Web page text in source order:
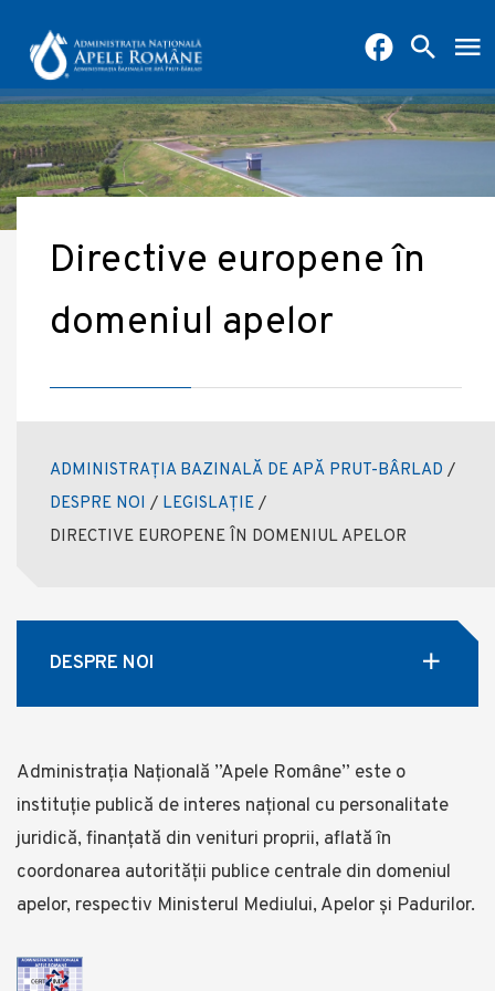
Directive europene în
domeniul apelor
ADMINISTRAȚIA BAZINALĂ DE APĂ PRUT-BÂRLAD /
DESPRE NOI / LEGISLAȚIE /
DIRECTIVE EUROPENE ÎN DOMENIUL APELOR
DESPRE NOI
Administrația Națională ”Apele Române” este o
instituție publică de interes național cu personalitate
juridică, finanţată din venituri proprii, aflată în
coordonarea autorității publice centrale din domeniul
apelor, respectiv Ministerul Mediului, Apelor și Padurilor.